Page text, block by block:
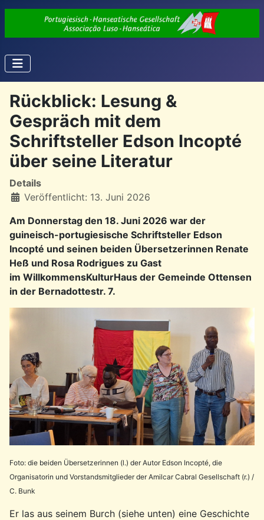
Rückblick: Lesung &
Gespräch mit dem
Schriftsteller Edson Incopté
über seine Literatur
Details
Veröffentlicht: 13. Juni 2026
Am Donnerstag den 18. Juni 2026 war der
guineisch-portugiesische Schriftsteller Edson
Incopté und seinen beiden Übersetzerinnen Renate
Heß und Rosa Rodrigues zu Gast
im WillkommensKulturHaus der Gemeinde Ottensen
in der Bernadottestr. 7.
Foto: die beiden Übersetzerinnen (l.) der Autor Edson Incopté, die
Organisatorin und Vorstandsmitglieder der Amilcar Cabral Gesellschaft (r.) /
C. Bunk
Er las aus seinem Burch (siehe unten) eine Geschichte